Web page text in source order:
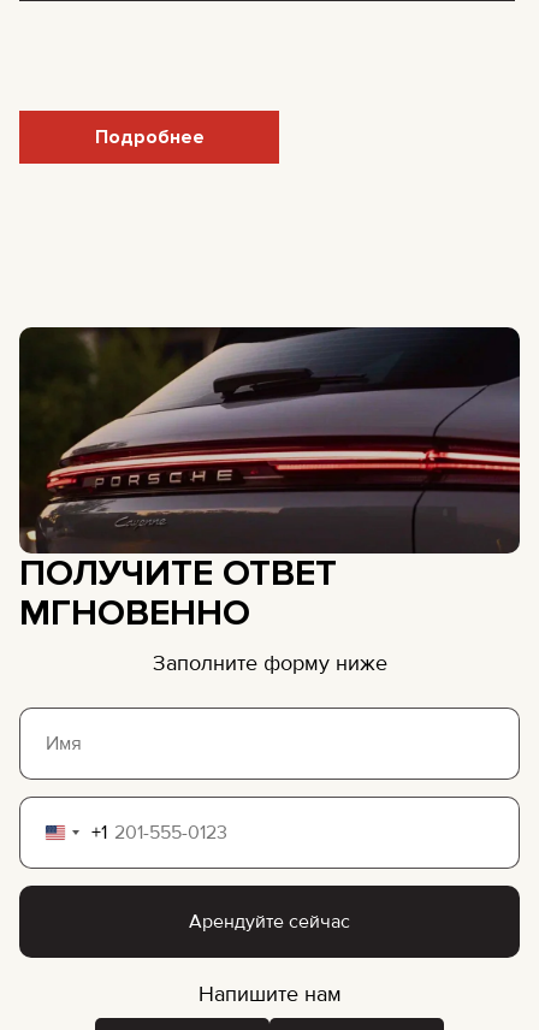
Подробнее
ПОЛУЧИТЕ ОТВЕТ
МГНОВЕННО
Заполните форму ниже
United +1
Арендуйте сейчас
Напишите нам